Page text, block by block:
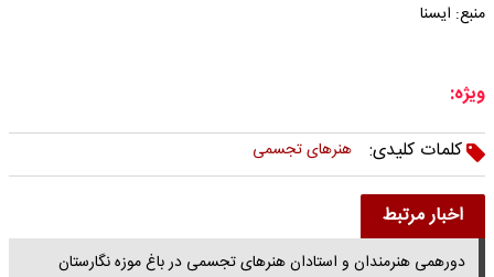
منبع: ایسنا
ویژه:
کلمات کلیدی:
هنرهای تجسمی
اخبار مرتبط
دورهمی هنرمندان و استادان هنرهای تجسمی در باغ موزه نگارستان